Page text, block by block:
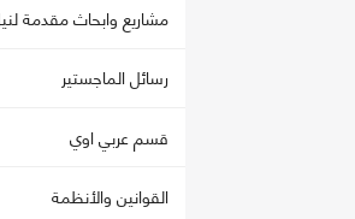
مشاريع وابحاث مقدمة
رسائل الماجستير
قسم عربي اوي
القوانين والأنظمة